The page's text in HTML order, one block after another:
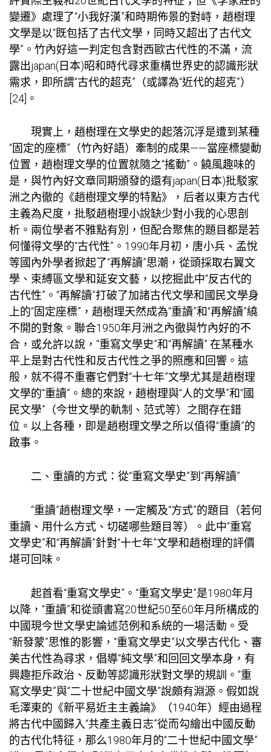
變遷》處理了“小我好漢”和時期佈景的對峙，趙樹理
文學是以“既包括了古代文學，同時又超出了古代文
學”。竹內好這一判定包含對西歐古代性的不滿，流
露出japan(日本)昭和時代尋求重構世界史的認識形狀
需求，即所謂“古代的超克”（或譯為“近代的超克”）
[24]。
現實上，趙樹理在文學史的起落沉浮是遭到某種
“固定的座標”（竹內好語）牽制的成果——當座標變動
位置，趙樹理文學的位置就隨之“搖動”。饒風趣味的
是，與竹內好文章同期頒發的還有japan(日本)批駁家
洲之內徹的《趙樹理文學的特點》，后者以東方古代
主義為尺度，批駁趙樹理小說缺少對小我的心思剖
析。兩位學者不雅點有別，但配合聚焦的題目都是若
何懂得文學的“古代性”。1990年月初，唐小兵、孟悅
等國內外學者掀起了“再解讀”思潮，從頭採取右翼文
學、束縛區文學和延安文藝，以挖掘此中“反古代的
古代性”。“再解讀”打破了加諸古代文學和國民文學身
上的“固定座標”，趙樹理天然成為“重讀”和“再解讀”繞
不開的對象。聯合1950年月洲之內徹與竹內好的不
合，或允許以說，“重寫文學史”和“再解讀” 在某種水
平上是對古代性和反古代性之爭的照應和回響。這
般，就不得不重審它們對“十七年”文學尤其是趙樹理
文學的“重讀”。總的來說，趙樹理與“人的文學”和“國
民文學”（今世文學的軌制、范式等）之間存在錯
位。以上各種，即是趙樹理文學之所以值得“重讀”的
啟事。
二、重讀的方式：從“重寫文學史”到“再解讀”
“重讀”趙樹理文學，一定觸及“方式”的題目（若何
重讀、用什么方式、切磋哪些題目等）。此中“重寫
文學史”和“再解讀”針對“十七年”文學和趙樹理的評價
堪可回味。
起首看“重寫文學史”。“重寫文學史”是1980年月
以降，“重讀”和從頭書寫20世紀50至60年月所構成的
中國現今世文學史論述范例和系統的一場活動。受
“新發蒙”思惟的影響，“重寫文學史”以文學古代化、審
美古代性為尋求，倡導“純文學”和回回文學本身，有
興趣拒斥政治、反動等認識形狀對文學的規訓。“重
寫文學史”與“二十世紀中國文學”說頗有淵源。假如說
毛澤東的《新平易近主主義論》（1940年）經由過程
將古代中國歸入“共產主義日志”從而勾繪出中國反動
的古代化特征，那么1980年月的“二十世紀中國文學”